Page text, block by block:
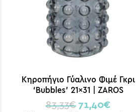
Κηροπήγιο Γύαλινο Φιμέ Γκρι
‘Bubbles’ 21×31 | ZAROS
83,33€ 71,40€